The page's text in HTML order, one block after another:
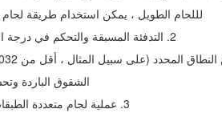
لللحام الطويل ، يمكن استخدام طريقة
2. التدفئة المسبقة والتحكم في درجة
المحدد (على سبيل المثال ، أقل من
الشقوق الباردة
3. عملية لحام متعددة